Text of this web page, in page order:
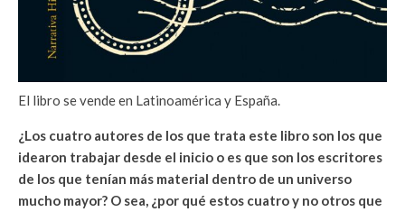
El libro se vende en Latinoamérica y España.
¿Los cuatro autores de los que trata este libro son los que
idearon trabajar desde el inicio o es que son los escritores
de los que tenían más material dentro de un universo
mucho mayor? O sea, ¿por qué estos cuatro y no otros que